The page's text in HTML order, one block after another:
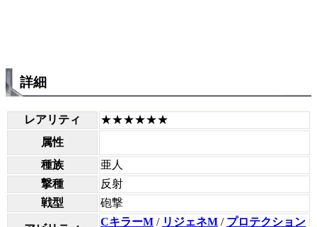
詳細
レアリティ
★★★★★★
属性
種族
亜人
撃種
反射
戦型
砲撃
CキラーM / リジェネM / プロテクション